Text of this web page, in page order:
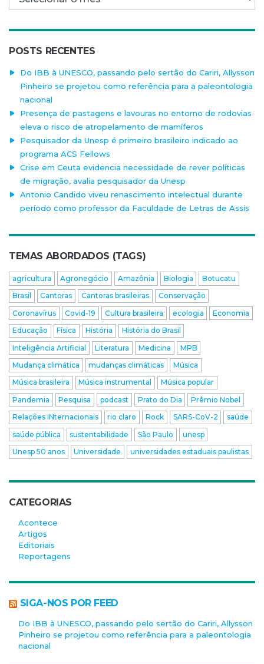
POSTS RECENTES
Do IBB à UNESCO, passando pelo sertão do Cariri, Allysson
Pinheiro se projetou como referência para a paleontologia
nacional
Presença de pastagens e lavouras no entorno de rodovias
eleva o risco de atropelamento de mamíferos
Pesquisador da Unesp é primeiro brasileiro indicado ao
programa ACS Fellows
Crise em Ceuta evidencia necessidade de rever políticas
de migração, avalia pesquisador da Unesp
Antonio Candido viveu renascimento intelectual durante
período como professor da Faculdade de Letras de Assis
TEMAS ABORDADOS (TAGS)
agricultura Agronegócio Amazônia Biologia
Botucatu
Brasil
Cantoras Cantoras brasileiras
Conservação
Coronavírus
Covid-19 Cultura brasileira ecologia
Economia
Educação
Física História
História do Brasil
Inteligência Artificial
Literatura Medicina
MPB
Mudança climática
mudanças climáticas
Música
Música brasileira
Música instrumental
Música popular
Pandemia
Pesquisa podcast Prato do Dia
Prêmio Nobel
Relações INternacionais
rio claro Rock SARS-CoV-2
saúde
saúde pública
sustentabilidade São Paulo
unesp
Unesp 50 anos
Universidade universidades estaduais paulistas
CATEGORIAS
Acontece
Artigos
Editoriais
Reportagens
SIGA-NOS POR FEED
Do IBB à UNESCO, passando pelo sertão do Cariri, Allysson
Pinheiro se projetou como referência para a paleontologia
nacional